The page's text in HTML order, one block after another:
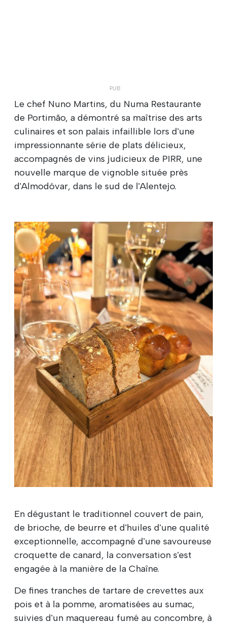
Le chef Nuno Martins, du Numa Restaurante
de Portimão, a démontré sa maîtrise des arts
culinaires et son palais infaillible lors d'une
impressionnante série de plats délicieux,
accompagnés de vins judicieux de PIRR, une
nouvelle marque de vignoble située près
d'Almodóvar, dans le sud de l'Alentejo.
En dégustant le traditionnel couvert de pain,
de brioche, de beurre et d'huiles d'une qualité
exceptionnelle, accompagné d'une savoureuse
croquette de canard, la conversation s'est
engagée à la manière de la Chaîne.
De fines tranches de tartare de crevettes aux
pois et à la pomme, aromatisées au sumac,
suivies d'un maquereau fumé au concombre, à